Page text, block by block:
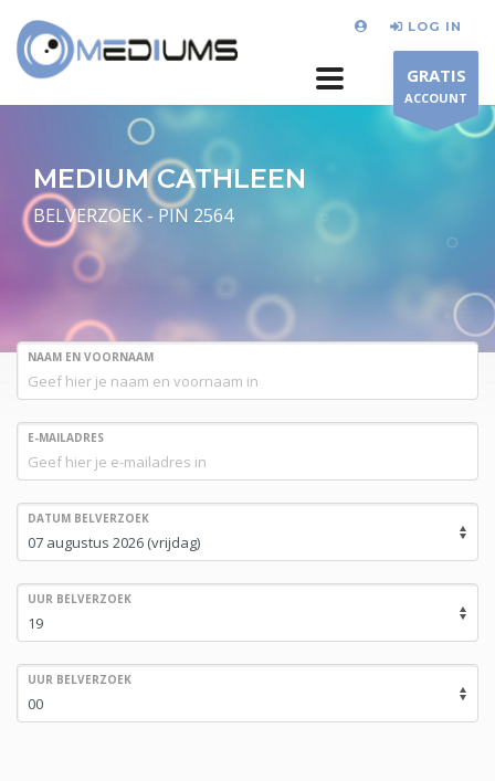
LOG IN
GRATIS
ACCOUNT
MEDIUM CATHLEEN
BELVERZOEK - PIN 2564
NAAM EN VOORNAAM
E-MAILADRES
DATUM BELVERZOEK
UUR BELVERZOEK
UUR BELVERZOEK